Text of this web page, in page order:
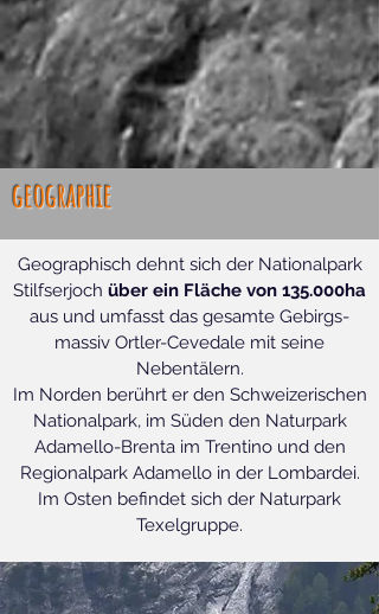
geographie
Geographisch dehnt sich der Nationalpark
Stilfserjoch über ein Fläche von 135.000ha
aus und umfasst das gesamte Gebirgs-
massiv Ortler-Cevedale mit seine
Nebentälern.
Im Norden berührt er den Schweizerischen
Nationalpark, im Süden den Naturpark
Adamello-Brenta im Trentino und den
Regionalpark Adamello in der Lombardei.
Im Osten befindet sich der Naturpark
Texelgruppe.